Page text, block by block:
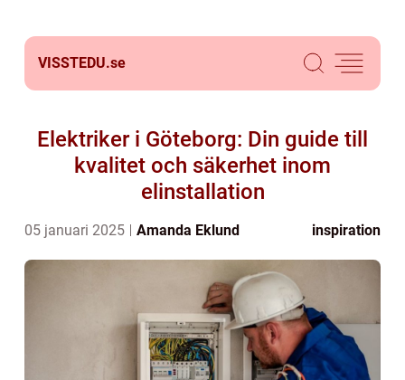
VISSTEDU.se
Elektriker i Göteborg: Din guide till
kvalitet och säkerhet inom
elinstallation
05 januari 2025 Amanda Eklund inspiration